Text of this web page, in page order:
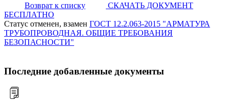
Возврат к списку
СКАЧАТЬ ДОКУМЕНТ
БЕСПЛАТНО
Статус отменен, взамен ГОСТ 12.2.063-2015 "АРМАТУРА
ТРУБОПРОВОДНАЯ. ОБЩИЕ ТРЕБОВАНИЯ
БЕЗОПАСНОСТИ"
Последние добавленные документы